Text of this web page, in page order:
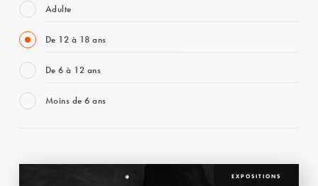
Adulte
De 12 à 18 ans
De 6 à 12 ans
Moins de 6 ans
EXPOSITIONS